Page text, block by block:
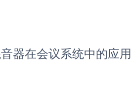
器在会议系统中的应用